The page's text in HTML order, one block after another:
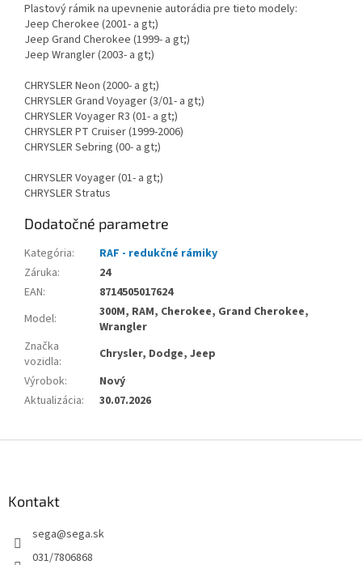
Plastový rámik na upevnenie autorádia pre tieto modely:
Jeep Cherokee (2001- a gt;)
Jeep Grand Cherokee (1999- a gt;)
Jeep Wrangler (2003- a gt;)
CHRYSLER Neon (2000- a gt;)
CHRYSLER Grand Voyager (3/01- a gt;)
CHRYSLER Voyager R3 (01- a gt;)
CHRYSLER PT Cruiser (1999-2006)
CHRYSLER Sebring (00- a gt;)
CHRYSLER Voyager (01- a gt;)
CHRYSLER Stratus
Dodatočné parametre
Kategória:
RAF - redukčné rámiky
Záruka:
24
EAN:
8714505017624
Model:
300M, RAM, Cherokee, Grand Cherokee,
Wrangler
Značka
vozidla:
Chrysler, Dodge, Jeep
Výrobok:
Nový
Aktualizácia: 30.07.2026
Kontakt
sega@sega.sk
031/7806868